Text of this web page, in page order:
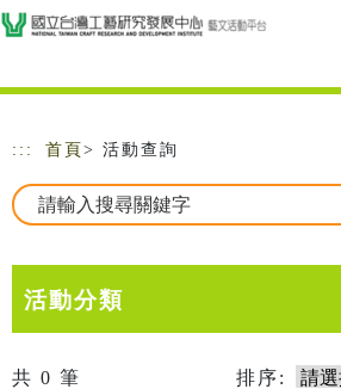
跳到主要內容
網站導覽
::: 首頁 > 活動查詢
活動分類
共 0 筆 排序: